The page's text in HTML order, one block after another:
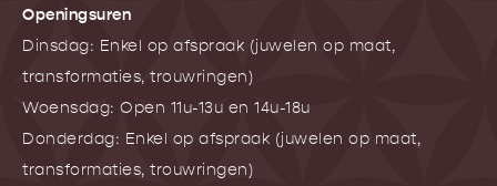
Openingsuren
Dinsdag: Enkel op afspraak (juwelen op maat,
transformaties, trouwringen)
Woensdag: Open 11u-13u en 14u-18u
Donderdag: Enkel op afspraak (juwelen op maat,
transformaties, trouwringen)